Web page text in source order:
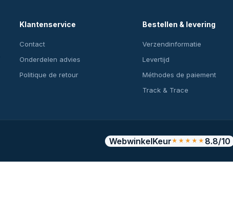
Klantenservice
Contact
Onderdelen advies
Politique de retour
Bestellen & levering
Verzendinformatie
Levertijd
Méthodes de paiement
Track & Trace
WebwinkelKeur★★★★★ 8.8/10